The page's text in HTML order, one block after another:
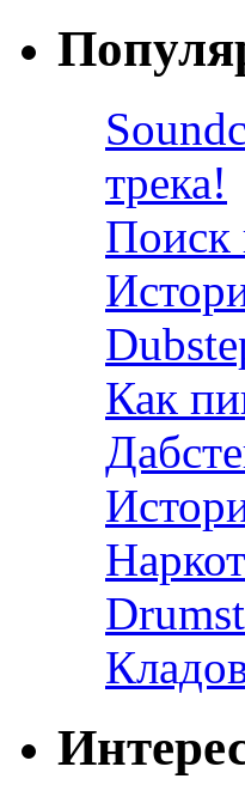
трека!
Поиск
Как